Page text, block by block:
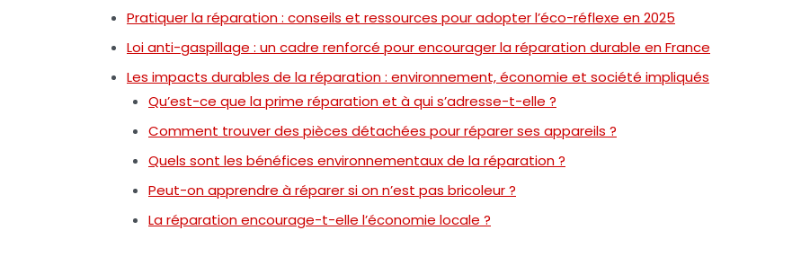
Pratiquer la réparation : conseils et ressources pour adopter l’éco-réflexe en 2025
Loi anti-gaspillage : un cadre renforcé pour encourager la réparation durable en France
Les impacts durables de la réparation : environnement, économie et société impliqués
Qu’est-ce que la prime réparation et à qui s’adresse-t-elle ?
Comment trouver des pièces détachées pour réparer ses appareils ?
Quels sont les bénéfices environnementaux de la réparation ?
Peut-on apprendre à réparer si on n’est pas bricoleur ?
La réparation encourage-t-elle l’économie locale ?